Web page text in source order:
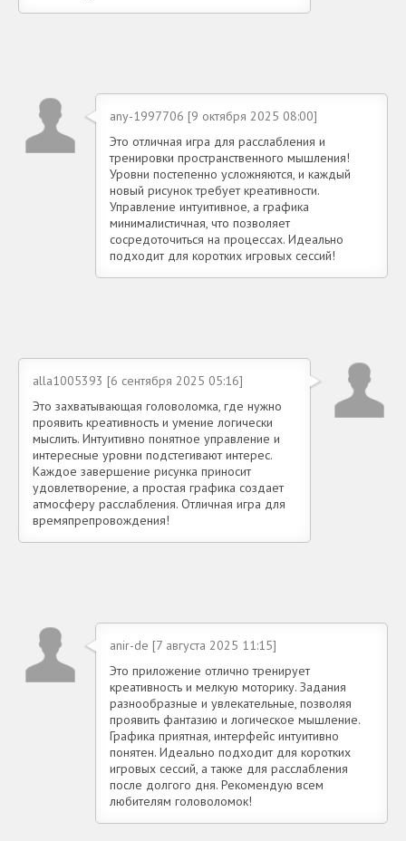
any-1997706 [9 октября 2025 08:00]
Это отличная игра для расслабления и
тренировки пространственного мышления!
Уровни постепенно усложняются, и каждый
новый рисунок требует креативности.
Управление интуитивное, а графика
минималистичная, что позволяет
сосредоточиться на процессах. Идеально
подходит для коротких игровых сессий!
alla1005393 [6 сентября 2025 05:16]
Это захватывающая головоломка, где нужно
проявить креативность и умение логически
мыслить. Интуитивно понятное управление и
интересные уровни подстегивают интерес.
Каждое завершение рисунка приносит
удовлетворение, а простая графика создает
атмосферу расслабления. Отличная игра для
времяпрепровождения!
anir-de [7 августа 2025 11:15]
Это приложение отлично тренирует
креативность и мелкую моторику. Задания
разнообразные и увлекательные, позволяя
проявить фантазию и логическое мышление.
Графика приятная, интерфейс интуитивно
понятен. Идеально подходит для коротких
игровых сессий, а также для расслабления
после долгого дня. Рекомендую всем
любителям головоломок!